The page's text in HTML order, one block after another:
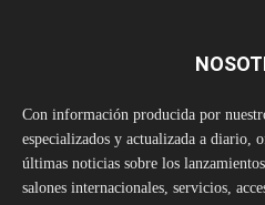
Con información producida por
especializados y actualizada a diario,
últimas noticias sobre los
salones internacionales, servicios,